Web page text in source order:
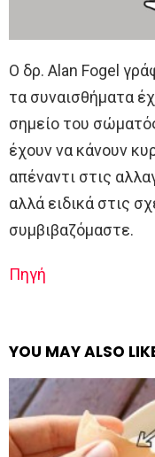
Ο δρ. Alan Fogel
τα συναισθήματα
σημείο του
έχουν να κάνουν
απέναντι στις
αλλά ειδικά στις
συμβιβαζόμαστε.
Πηγή
YOU MAY ALSO